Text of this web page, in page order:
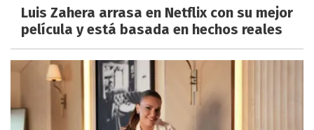
Luis Zahera arrasa en Netflix con su mejor
película y está basada en hechos reales